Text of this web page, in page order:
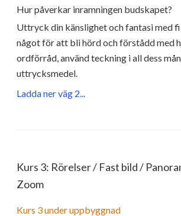
Hur påverkar inramningen budskapet?
Uttryck din känslighet och fantasi med
något för att bli hörd och förstådd med
ordförråd, använd teckning i all dess
uttrycksmedel.
Ladda ner väg 2...
Kurs 3: Rörelser / Fast bild /
Zoom
Kurs 3 under uppbyggnad